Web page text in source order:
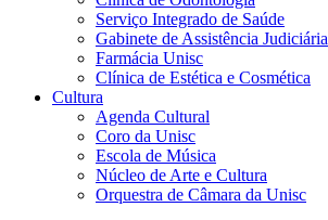
Serviço Integrado de Saúde
Gabinete de Assistência Judiciária
Farmácia Unisc
Clínica de Estética e Cosmética
Cultura
Agenda Cultural
Coro da Unisc
Escola de Música
Núcleo de Arte e Cultura
Orquestra de Câmara da Unisc